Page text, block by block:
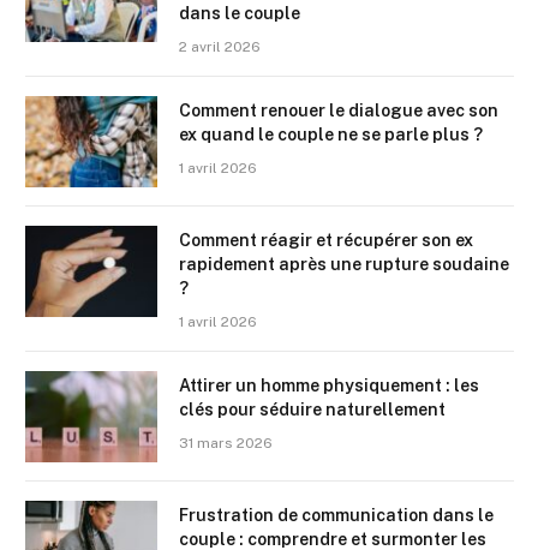
dans le couple
2 avril 2026
Comment renouer le dialogue avec son
ex quand le couple ne se parle plus ?
1 avril 2026
Comment réagir et récupérer son ex
rapidement après une rupture soudaine
?
1 avril 2026
Attirer un homme physiquement : les
clés pour séduire naturellement
31 mars 2026
Frustration de communication dans le
couple : comprendre et surmonter les